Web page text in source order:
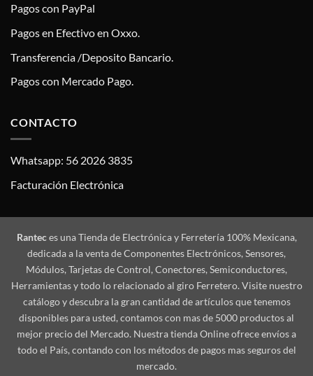
Pagos con PayPal
Pagos en Efectivo en Oxxo.
Transferencia /Deposito Bancario.
Pagos con Mercado Pago.
CONTACTO
Whatsapp: 56 2026 3835
Facturación Electrónica
Ranteces una Tienda de Electrónica y Ferretería 100% Mexicana,
dedicada a la venta de Componentes Electrónicos, Sensores,
Módulos, Tarjetas de Control, Conectores, Semiconductores,
Herramientas y todo lo relacionado al giro Ferretero. Visite nuestro
catálogo y descubra la gran cantidad de artículos que tenemos
disponibles para usted, contamos con mas de 5000 productos al
mejor precio del Mercado. Nuestra tienda Online ofrece envíos a
todo el País, contando con los métodos de pagos mas seguros del
mercado.